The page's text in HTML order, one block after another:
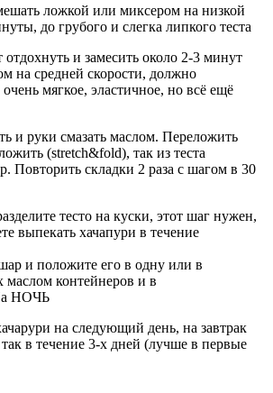
ложкой или миксером на низкой
до грубого и слегка липкого теста
отдохнуть и замесить около 2-3 минут
на средней скорости, должно
очень мягкое, эластичное, но всё ещё
и руки смазать маслом. Переложить
(stretch&fold), так из теста
Повторить складки 2 раза с шагом в 30
тесто на куски, этот шаг нужен,
выпекать хачапури в течение
и положите его в одну или в
маслом контейнеров и в
НОЧЬ
на следующий день, на завтрак
в течение 3-х дней (лучше в первые